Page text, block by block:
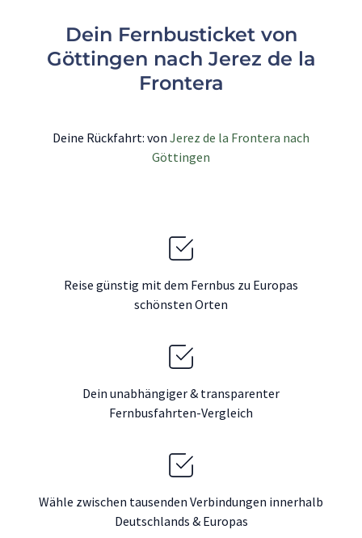
Dein Fernbusticket von
Göttingen nach Jerez de la
Frontera
Deine Rückfahrt: von Jerez de la Frontera nach
Göttingen
Reise günstig mit dem Fernbus zu Europas
schönsten Orten
Dein unabhängiger & transparenter
Fernbusfahrten-Vergleich
Wähle zwischen tausenden Verbindungen innerhalb
Deutschlands & Europas